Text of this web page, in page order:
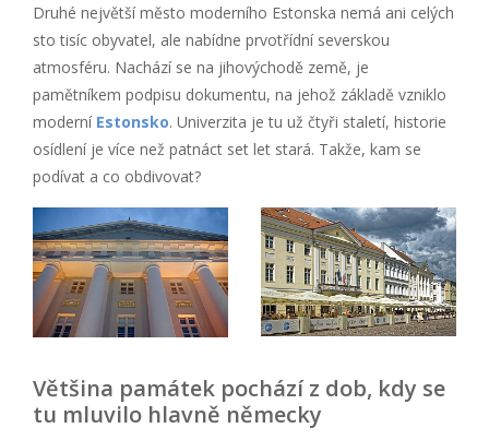
Druhé největší město moderního Estonska nemá ani celých
sto tisíc obyvatel, ale nabídne prvotřídní severskou
atmosféru. Nachází se na jihovýchodě země, je
pamětníkem podpisu dokumentu, na jehož základě vzniklo
moderní Estonsko. Univerzita je tu už čtyři staletí, historie
osídlení je více než patnáct set let stará. Takže, kam se
podívat a co obdivovat?
Většina památek pochází z dob, kdy se
tu mluvilo hlavně německy